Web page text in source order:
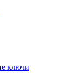
ключи